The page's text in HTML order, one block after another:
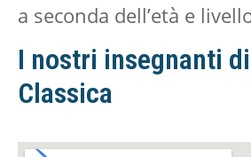
a seconda dell’età e
I nostri insegnanti
Classica